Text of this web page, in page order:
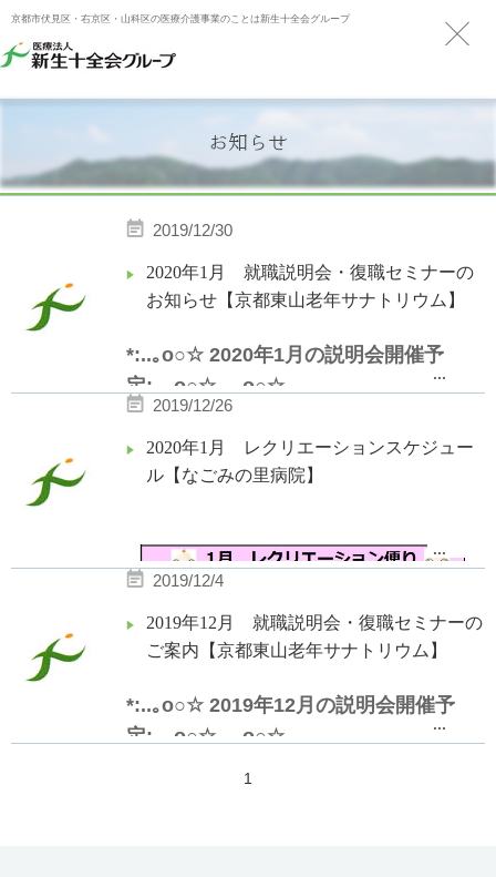
京都市伏見区・右京区・山科区の医療介護事業のことは新生十全会グループ
お知らせ
2019/12/30
2020年1月 就職説明会・復職セミナーの
お知らせ【京都東山老年サナトリウム】
*:..｡o○☆ 2020年1月の説明会開催予
定:..｡o○☆ ..｡o○☆
◆就職説明会◆
終了予定
終了予定
◆復職セミナー（看護師・准
看護師対象）◆
...
2019/12/26
2020年1月 レクリエーションスケジュー
ル【なごみの里病院】
...
2019/12/4
2019年12月 就職説明会・復職セミナーの
ご案内【京都東山老年サナトリウム】
*:..｡o○☆ 2019年12月の説明会開催予
定:..｡o○☆ ..｡o○☆
...
1